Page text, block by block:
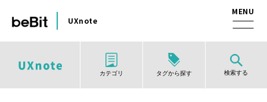
UXnote
カテゴリ タグから探す 検索する